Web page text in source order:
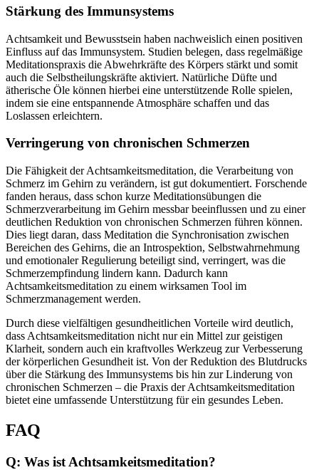
Stärkung des Immunsystems
Achtsamkeit und Bewusstsein haben nachweislich einen positiven
Einfluss auf das Immunsystem. Studien belegen, dass regelmäßige
Meditationspraxis die Abwehrkräfte des Körpers stärkt und somit
auch die Selbstheilungskräfte aktiviert. Natürliche Düfte und
ätherische Öle können hierbei eine unterstützende Rolle spielen,
indem sie eine entspannende Atmosphäre schaffen und das
Loslassen erleichtern.
Verringerung von chronischen Schmerzen
Die Fähigkeit der Achtsamkeitsmeditation, die Verarbeitung von
Schmerz im Gehirn zu verändern, ist gut dokumentiert. Forschende
fanden heraus, dass schon kurze Meditationsübungen die
Schmerzverarbeitung im Gehirn messbar beeinflussen und zu einer
deutlichen Reduktion von chronischen Schmerzen führen können.
Dies liegt daran, dass Meditation die Synchronisation zwischen
Bereichen des Gehirns, die an Introspektion, Selbstwahrnehmung
und emotionaler Regulierung beteiligt sind, verringert, was die
Schmerzempfindung lindern kann. Dadurch kann
Achtsamkeitsmeditation zu einem wirksamen Tool im
Schmerzmanagement werden.
Durch diese vielfältigen gesundheitlichen Vorteile wird deutlich,
dass Achtsamkeitsmeditation nicht nur ein Mittel zur geistigen
Klarheit, sondern auch ein kraftvolles Werkzeug zur Verbesserung
der körperlichen Gesundheit ist. Von der Reduktion des Blutdrucks
über die Stärkung des Immunsystems bis hin zur Linderung von
chronischen Schmerzen – die Praxis der Achtsamkeitsmeditation
bietet eine umfassende Unterstützung für ein gesundes Leben.
FAQ
Q: Was ist Achtsamkeitsmeditation?